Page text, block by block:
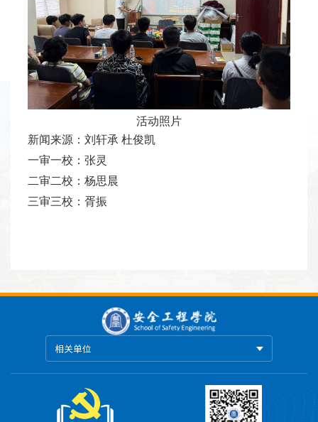
活动照片
新闻来源：刘轩承 杜俊凯
一审一校：张灵
二审二校：杨思晨
三审三校：胥振
相关单位